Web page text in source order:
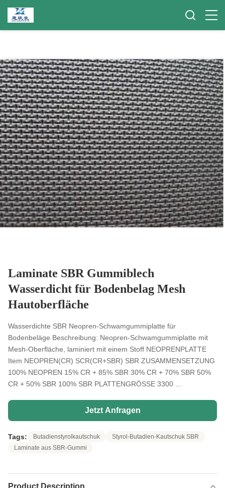
Laminate SBR Gummiblech
Wasserdicht für Bodenbelag Mesh
Hautoberfläche
Wasserdichte SBR Neopren-Schwamgummiplatte für
Bodenbeläge Beschreibung: Neopren-Schwamgummiplatte mit
Mesh-Oberfläche, laminiert mit einem Stoff NEOPRENPLATTE
Item NEOPREN(CR) SCR(CR+SBR) SBR ZUSAMMENSETZUNG
100% NEOPREN 15% CR + 85% SBR 30% CR + 70% SBR 50%
CR + 50% SBR 100% SBR PLATTENGRÖSSE 3300 ...
Jetzt Anfragen
Tags: Butadienstyrolkautschuk
Styrol-Butadien-Kautschuk SBR
Laminate aus SBR-Gummi
Product Description